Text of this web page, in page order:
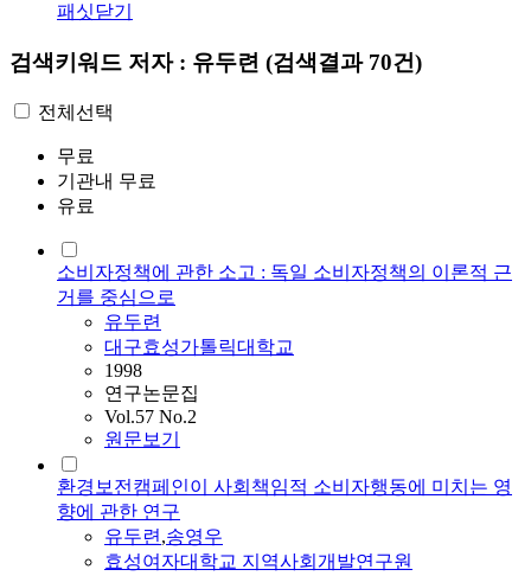
패싯닫기
검색키워드 저자 : 유두련 (검색결과 70건)
전체선택
무료
기관내 무료
유료
소비자정책에 관한 소고 : 독일 소비자정책의 이론적 근
거를 중심으로
유두련
대구효성가톨릭대학교
1998
연구논문집
Vol.57 No.2
원문보기
환경보전캠페인이 사회책임적 소비자행동에 미치는 영
향에 관한 연구
유두련,송영우
효성여자대학교 지역사회개발연구원